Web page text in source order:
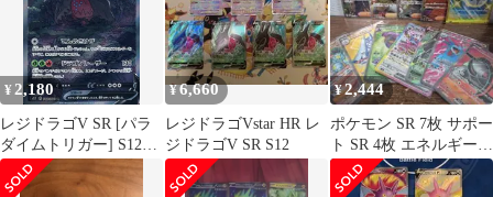
¥ 2,180
レジドラゴV SR [パラ
ダイムトリガー] S12
108/098 ポケモンカード
ポケカ
¥6,660
レジドラゴVstar HR レ
ジドラゴV SR S12
¥2,444
ポケモン SR 7枚 サポー
ト SR 4枚 エネルギー
UR 1枚 セット